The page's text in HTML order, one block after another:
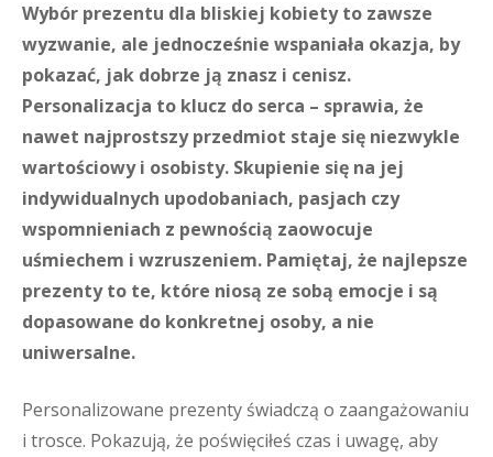
Wybór prezentu dla bliskiej kobiety to zawsze
wyzwanie, ale jednocześnie wspaniała okazja, by
pokazać, jak dobrze ją znasz i cenisz.
Personalizacja to klucz do serca – sprawia, że
nawet najprostszy przedmiot staje się niezwykle
wartościowy i osobisty. Skupienie się na jej
indywidualnych upodobaniach, pasjach czy
wspomnieniach z pewnością zaowocuje
uśmiechem i wzruszeniem. Pamiętaj, że najlepsze
prezenty to te, które niosą ze sobą emocje i są
dopasowane do konkretnej osoby, a nie
uniwersalne.
Personalizowane prezenty świadczą o zaangażowaniu
i trosce. Pokazują, że poświęciłeś czas i uwagę, aby